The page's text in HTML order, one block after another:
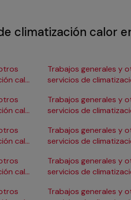
climatización calor
calor
calor
calor
calor
Trabajos generales y
servicios de
Trabajos generales y
servicios de
Trabajos generales y
servicios de
Trabajos generales y
servicios de
Trabajos generales y